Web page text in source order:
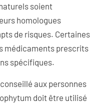
soient
homologues
de risques. Certaines
médicaments prescrits
spécifiques.
aux personnes
doit être utilisé